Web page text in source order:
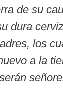
de su
dura
los
a la